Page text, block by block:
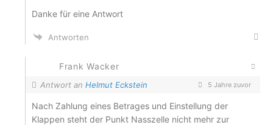
Danke für eine Antwort
Antworten
Frank Wacker
Antwort an Helmut Eckstein 5 Jahre zuvor
Nach Zahlung eines Betrages und Einstellung der
Klappen steht der Punkt Nasszelle nicht mehr zur